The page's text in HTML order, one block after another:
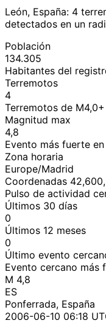
León, España: 4
detectados en un
Población
134.305
Habitantes del
Terremotos
4
Terremotos de
Magnitud max
4,8
Evento más fuerte
Zona horaria
Europe/Madrid
Coordenadas
Pulso de actividad
Últimos 30 días
0
Últimos 12 meses
0
Último evento
Evento cercano más
M 4,8
ES
Ponferrada, España
2006-06-10 06:18